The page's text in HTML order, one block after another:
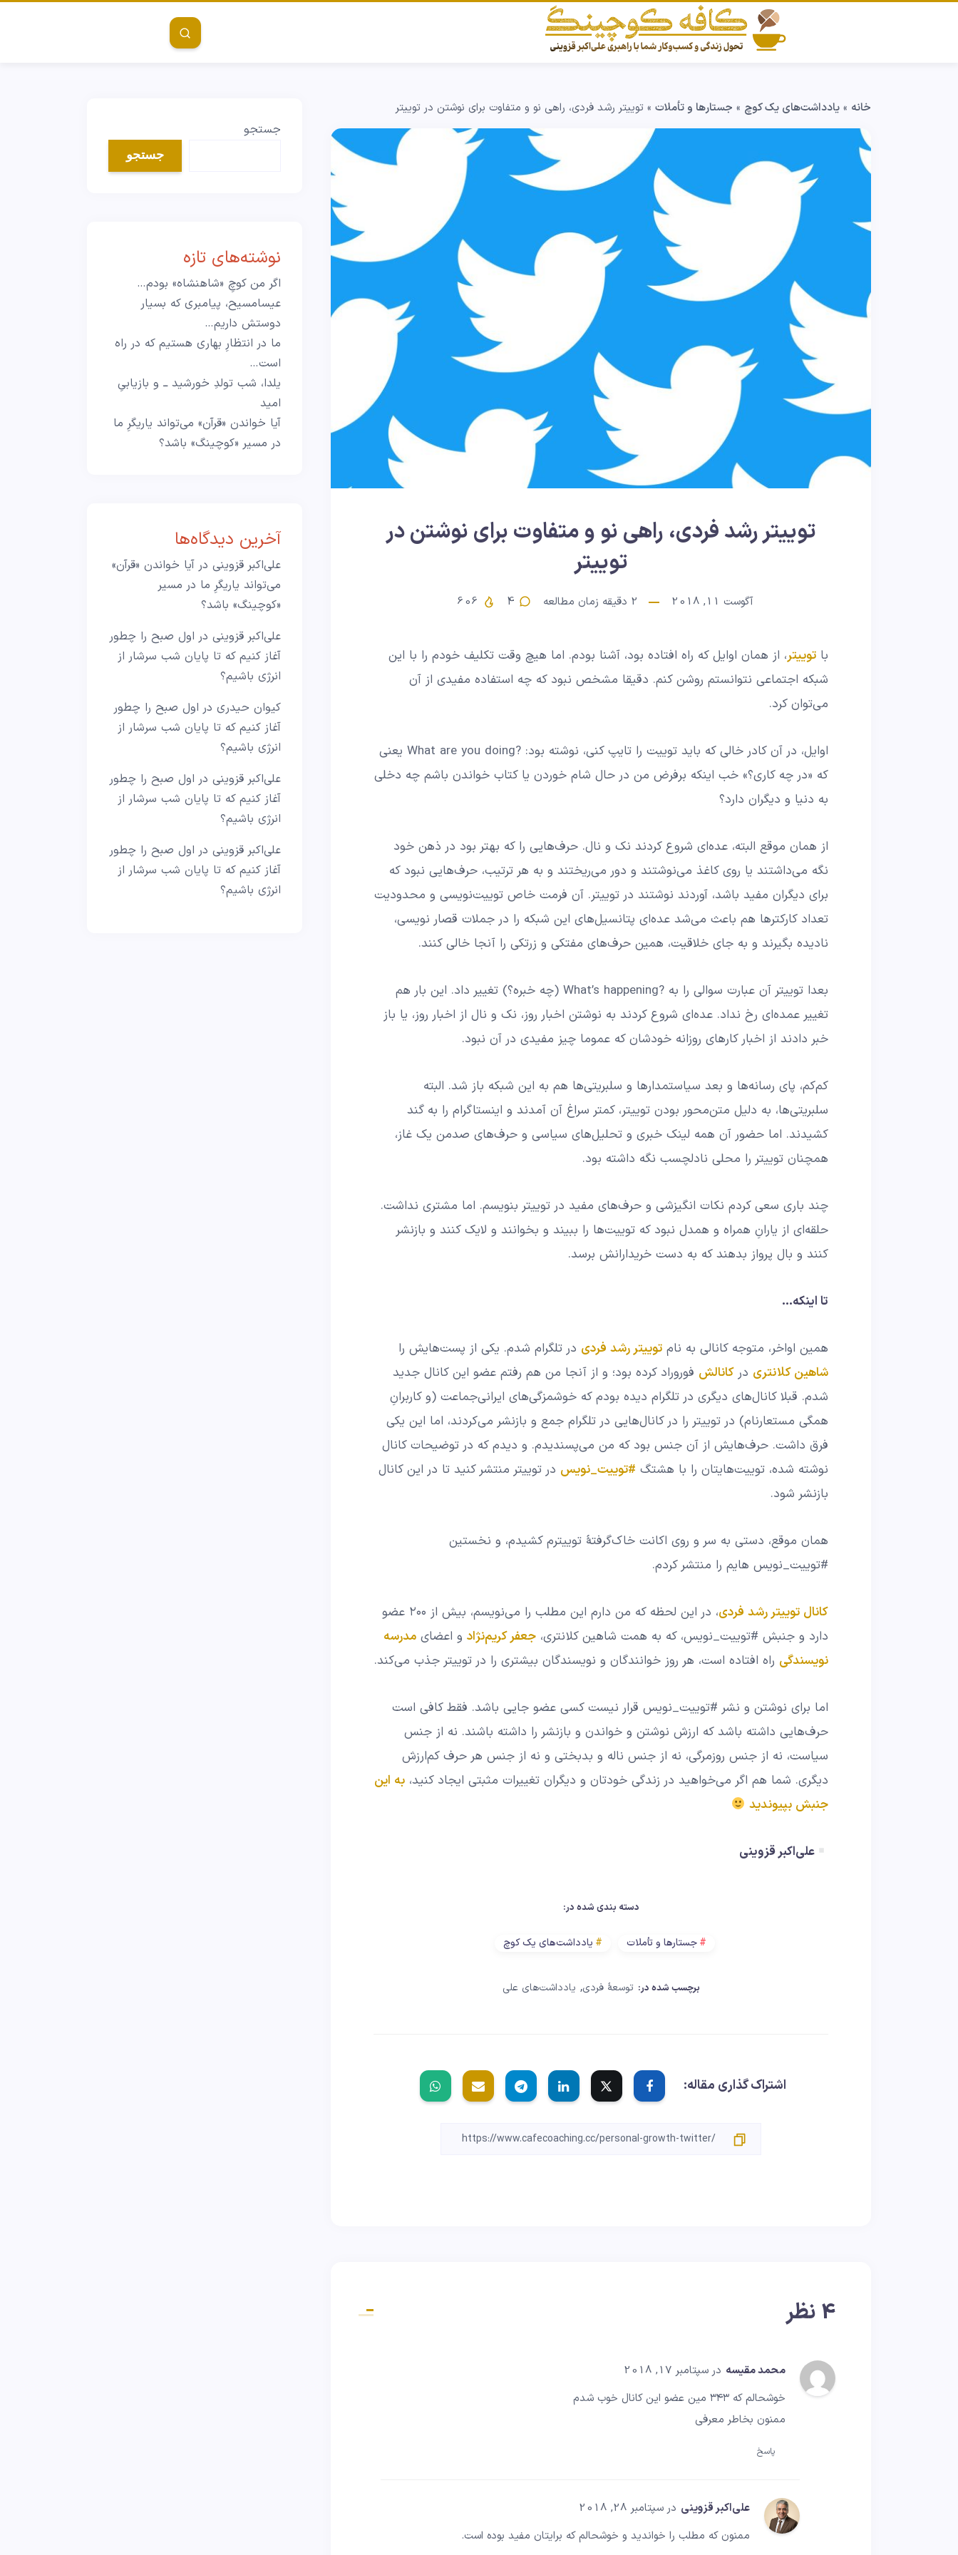
خانه » یادداشت‌های یک کوچ » جستارها و تأملات » توییتر رشد فردی، راهی نو و متفاوت برای نوشتن در توییتر
توییتر رشد فردی، راهی نو و متفاوت برای نوشتن در
توییتر
آگوست 11, 2018 2 دقیقه زمان مطالعه 4
با توییتر، از همان اوایل که راه افتاده بود، آشنا بودم. اما هیچ وقت تکلیف خودم را با این
شبکه اجتماعی نتوانستم روشن کنم. دقیقا مشخص نبود که چه استفاده مفیدی از آن
می‌توان کرد.
اوایل، در آن کادر خالی که باید توییت را تایپ کنی، نوشته بود: ?What are you doing یعنی
که «در چه کاری؟» خب اینکه برفرض من در حال شام خوردن یا کتاب خواندن باشم چه دخلی
به دنیا و دیگران دارد؟
از همان موقع البته، عده‌ای شروع کردند نک و نال. حرف‌هایی را که بهتر بود در ذهن خود
نگه می‌داشتند یا روی کاغذ می‌نوشتند و دور می‌ریختند و به هر ترتیب، حرف‌هایی نبود که
برای دیگران مفید باشد، آوردند نوشتند در توییتر. آن فرمت خاص توییت‌نویسی و محدودیت
تعداد کارکترها هم باعث می‌شد عده‌ای پتانسیل‌های این شبکه را در جملات قصار نویسی،
نادیده بگیرند و به جای خلاقیت، همین حرف‌های مفتکی و زرتکی را آنجا خالی کنند.
بعدا توییتر آن عبارت سوالی را به ?What’s happening (چه خبره؟) تغییر داد. این بار هم
تغییر عمده‌ای رخ نداد. عده‌ای شروع کردند به نوشتن اخبار روز، نک و نال از اخبار روز، یا باز
خبر دادند از اخبار کارهای روزانه خودشان که عموما چیز مفیدی در آن نبود.
کم‌کم، پای رسانه‌ها و بعد سیاستمدارها و سلبریتی‌ها هم به این شبکه باز شد. البته
سلبریتی‌ها، به دلیل متن‌محور بودن توییتر، کمتر سراغ آن آمدند و اینستاگرام را به گند
کشیدند. اما حضور آن همه لینک خبری و تحلیل‌های سیاسی و حرف‌های صدمن یک غاز،
همچنان توییتر را محلی نادلچسب نگه داشته بود.
چند باری سعی کردم نکات انگیزشی و حرف‌های مفید در توییتر بنویسم. اما مشتری نداشت.
حلقه‌ای از یارانِ همراه و همدل نبود که توییت‌ها را ببیند و بخوانند و لایک کنند و بازنشر
کنند و بال پرواز بدهند که به دست خریدارانش برسد.
تا اینکه…
همین اواخر، متوجه کانالی به نام توییتر رشد فردی در تلگرام شدم. یکی از پست‌هایش را
شاهین کلانتری درکانالش فوروراد کرده بود؛ و از آنجا من هم رفتم عضو این کانال جدید
شدم. قبلا کانال‌های دیگری در تلگرام دیده بودم که خوشمزگی‌های ایرانی‌جماعت (و کاربرانِ
همگی مستعارنام) در توییتر را در کانال‌هایی در تلگرام جمع و بازنشر می‌کردند، اما این یکی
فرق داشت. حرف‌هایش از آن جنس بود که من می‌پسندیدم. و دیدم که در توضیحات کانال
نوشته شده، توییت‌هایتان را با هشتگ #توییت_نویس در توییتر منتشر کنید تا در این کانال
بازنشر شود.
همان موقع، دستی به سر و روی اکانت خاک‌گرفتهٔ توییترم کشیدم، و نخستین
#توییت_نویس هایم را منتشر کردم.
کانال توییتر رشد فردی
، در این لحظه که من دارم این مطلب را می‌نویسم، بیش از ۲۰۰ عضو
دارد و جنبش #توییت_نویس، که به همت شاهین کلانتری، جعفر کریم‌نژاد و اعضای مدرسه
نویسندگی راه افتاده است، هر روز خوانندگان و نویسندگان بیشتری را در توییتر جذب می‌کند.
اما برای نوشتن و نشر #توییت_نویس قرار نیست کسی عضو جایی باشد. فقط کافی است
حرف‌هایی داشته باشد که ارزش نوشتن و خواندن و بازنشر را داشته باشند. نه از جنس
سیاست، نه از جنس روزمرگی، نه از جنس ناله و بدبختی و نه از جنس هر حرف کم‌ارزش
دیگری. شما هم اگر می‌خواهید در زندگی خودتان و دیگران تغییرات مثبتی ایجاد کنید، به این
جنبش بپیوندید
علی‌اکبر قزوینی
دسته بندی شده در:
جستارها و تأملات یادداشت‌های یک کوچ
برچسب شده در: توسعهٔ فردی, یادداشت‌های علی
اشتراک گذاری مقاله:
4 نظر
محمد مقیسه در سپتامبر 17, 2018
خوشحالم که ۳۴۳ مین عضو این کانال خوب شدم
ممنون بخاطر معرفی
پاسخ
علی‌اکبر قزوینی در سپتامبر 28, 2018
ممنون که مطلب را خواندید و خوشحالم که برایتان مفید بوده است.
جستجو
جستجو
نوشته‌های تازه
اگر من کوچِ «شاهنشاه» بودم…
عیسامسیح، پیامبری که بسیار
دوستش داریم…
ما در انتظارِ بهاری هستیم که در راه
است…
یلدا، شب تولدِ خورشید ــ و بازیابیِ
امید
آیا خواندن «قرآن» می‌تواند یاریگرِ ما
در مسیر «کوچینگ» باشد؟
آخرین دیدگاه‌ها
علی‌اکبر قزوینی در آیا خواندن «قرآن»
می‌تواند یاریگرِ ما در مسیر
«کوچینگ» باشد؟
علی‌اکبر قزوینی در اول صبح را چطور
آغاز کنیم که تا پایان شب سرشار از
انرژی باشیم؟
کیوان حیدری در اول صبح را چطور
آغاز کنیم که تا پایان شب سرشار از
انرژی باشیم؟
علی‌اکبر قزوینی در اول صبح را چطور
آغاز کنیم که تا پایان شب سرشار از
انرژی باشیم؟
علی‌اکبر قزوینی در اول صبح را چطور
آغاز کنیم که تا پایان شب سرشار از
انرژی باشیم؟